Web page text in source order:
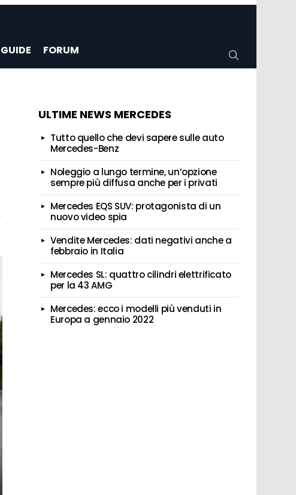
GUIDE FORUM
ULTIME NEWS MERCEDES
Tutto quello che devi sapere sulle auto
Mercedes-Benz
Noleggio a lungo termine, un’opzione
sempre più diffusa anche per i privati
Mercedes EQS SUV: protagonista di un
nuovo video spia
Vendite Mercedes: dati negativi anche a
febbraio in Italia
Mercedes SL: quattro cilindri elettrificato
per la 43 AMG
Mercedes: ecco i modelli più venduti in
Europa a gennaio 2022